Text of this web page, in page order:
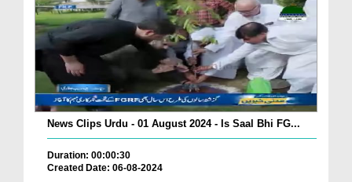
News Clips Urdu - 01 August 2024 - Is Saal Bhi FG...
Duration: 00:00:30
Created Date: 06-08-2024